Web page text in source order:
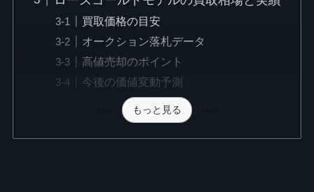
買取価格の目安
オークション落札データ
高値売却のポイント
今後の価値変動予測
もっと見る